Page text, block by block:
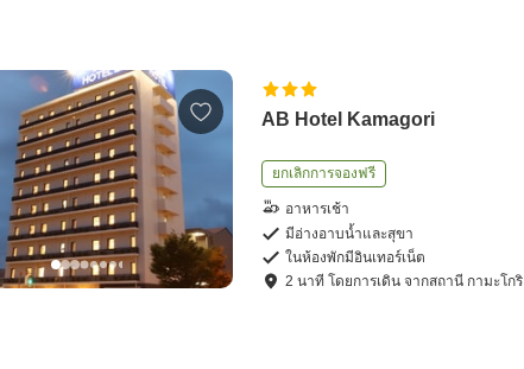
AB Hotel Kamagori
ยกเลิกการจองฟรี
อาหารเช้า
มีอ่างอาบน้ำและสุขา
ในห้องพักมีอินเทอร์เน็ต
2 นาที โดยการเดิน จากสถานี กามะโกริ